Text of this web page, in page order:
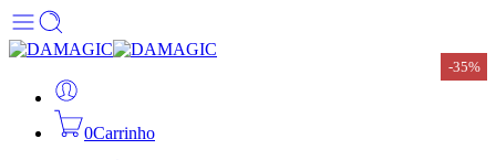
0Carrinho
-35%